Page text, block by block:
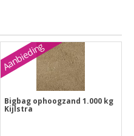
Aanbieding
Bigbag ophoogzand 1.000 kg
Kijlstra